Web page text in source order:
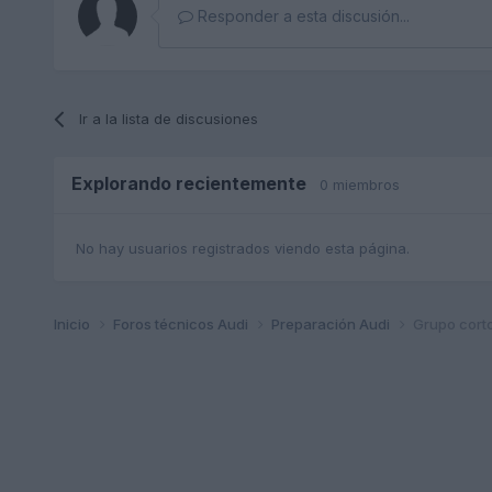
Responder a esta discusión...
Ir a la lista de discusiones
Explorando recientemente 0 miembros
No hay usuarios registrados viendo esta página.
Inicio Foros técnicos Audi Preparación Audi